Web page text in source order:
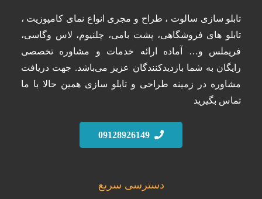
تابلو سازی سالوت ، طراح و مجری انواع نمای کامپوزیت ،
تابلو های فروشگاهی، پشت بامی، چلنیوم، لاس وگاسی،
فریملس و… آماده ارائه خدمات و مشاوره تخصصی
رایگان به شما بازدیدکنندگان عزیز می‌باشد. جهت دریافت
مشاوره در زمینه طراحی و تابلو سازی همین حالا با ما
تماس بگیرید
09128926149
دسترسی سریع